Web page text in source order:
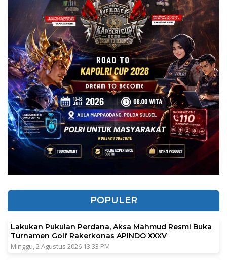
POPULER
Lakukan Pukulan Perdana, Aksa Mahmud Resmi Buka
Turnamen Golf Rakerkonas APINDO XXXV
Minggu, 2 Agustus 2026 13:33 PM